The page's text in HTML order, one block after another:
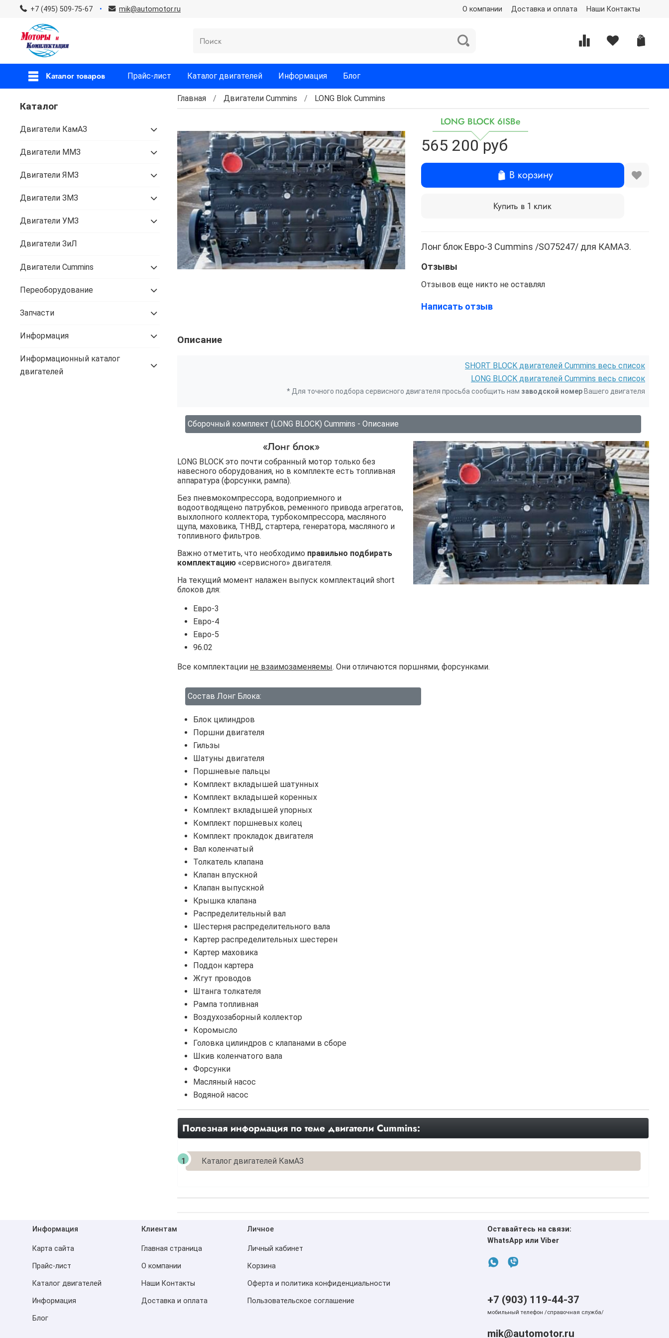
О компании Доставка и оплата Наши Контакты
+7 (495) 509-75-67 mik@automotor.ru
Каталог товаров Прайс-лист Каталог двигателей Информация Блог
Главная Двигатели Cummins LONG Blok Cummins
LONG BLOCK 6ISBe
565 200 руб
В корзину
Купить в 1 клик
Лонг блок Евро-3 Cummins /SO75247/ для КАМАЗ.
Отзывы
Отзывов еще никто не оставлял
Написать отзыв
Описание
SHORT BLOCK двигателей Cummins весь список
LONG BLOCK двигателей Cummins весь список
* Для точного подбора сервисного двигателя просьба сообщить нам заводской номер Вашего двигателя
Сборочный комплект (LONG BLOCK) Cummins - Описание
«Лонг блок»
LONG BLOCK это почти собранный мотор только без
навесного оборудования, но в комплекте есть топливная
аппаратура (форсунки, рампа).
Без пневмокомпрессора, водоприемного и
водоотводящено патрубков, ременного привода агрегатов,
выхлопного коллектора, турбокомпрессора, масляного
щупа, маховика, ТНВД, стартера, генератора, масляного и
топливного фильтров.
Важно отметить, что необходимо правильно подбирать
комплектацию«сервисного» двигателя.
На текущий момент налажен выпуск комплектаций short
блоков для:
Евро‑3
Евро-4
Евро-5
96.02
Все комплектации не взаимозаменяемы. Они отличаются поршнями, форсунками.
Состав Лонг Блока:
Блок цилиндров
Поршни двигателя
Гильзы
Шатуны двигателя
Поршневые пальцы
Комплект вкладышей шатунных
Комплект вкладышей коренных
Комплект вкладышей упорных
Комплект поршневых колец
Комплект прокладок двигателя
Вал коленчатый
Толкатель клапана
Клапан впускной
Клапан выпускной
Крышка клапана
Распределительный вал
Шестерня распределительного вала
Картер распределительных шестерен
Картер маховика
Поддон картера
Жгут проводов
Штанга толкателя
Рампа топливная
Воздухозаборный коллектор
Коромысло
Головка цилиндров с клапанами в сборе
Шкив коленчатого вала
Форсунки
Масляный насос
Водяной насос
Полезная информация по теме двигатели Cummins:
Каталог двигателей КамАЗ
Каталог
Двигатели КамАЗ
Двигатели ММЗ
Двигатели ЯМЗ
Двигатели ЗМЗ
Двигатели УМЗ
Двигатели ЗиЛ
Двигатели Cummins
Переоборудование
Запчасти
Информация
Информационный каталог
двигателей
Информация
Карта сайта
Прайс-лист
Каталог двигателей
Информация
Блог
Клиентам
Главная страница
О компании
Наши Контакты
Доставка и оплата
Личное
Личный кабинет
Корзина
Оферта и политика конфиденциальности
Пользовательское соглашение
Оставайтесь на связи:
WhatsApp или Viber
+7 (903) 119-44-37
мобильный телефон /справочная служба/
mik@automotor.ru